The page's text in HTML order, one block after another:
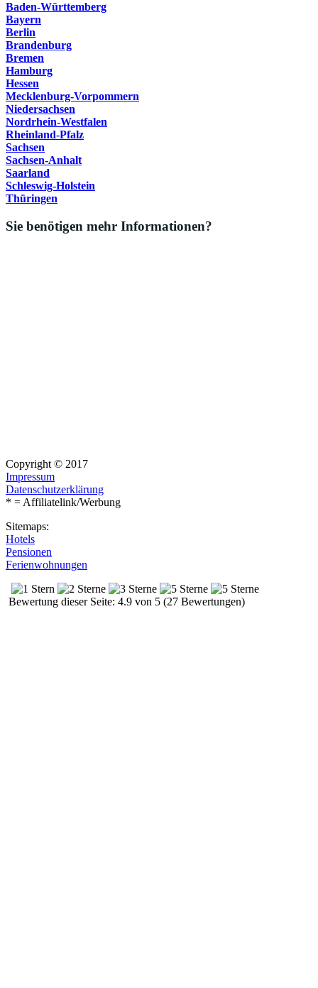
Baden-Württemberg
Bayern
Berlin
Brandenburg
Bremen
Hamburg
Hessen
Mecklenburg-Vorpommern
Niedersachsen
Nordrhein-Westfalen
Rheinland-Pfalz
Sachsen
Sachsen-Anhalt
Saarland
Schleswig-Holstein
Thüringen
Sie benötigen mehr Informationen?
Copyright © 2017
Impressum
Datenschutzerklärung
* = Affiliatelink/Werbung
Sitemaps:
Hotels
Pensionen
Ferienwohnungen
Bewertung dieser Seite: 4.9 von 5 (27 Bewertungen)